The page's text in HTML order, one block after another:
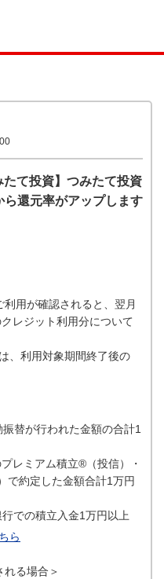
たて投資】つみたて投資
還元率がアップします
用が確認されると、翌月
レジット利用分について
、利用対象期間終了後の
替が行われた金額の合計1
レミアム積立®（投信）・
で約定した金額合計1万円
での積立入金1万円以上
ら
れる場合＞